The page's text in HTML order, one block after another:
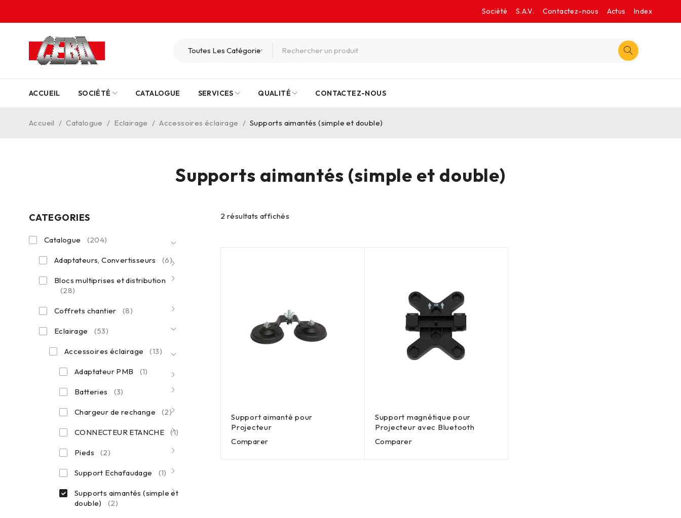
Société S.A.V. Contactez-nous Actus Index
ACCUEIL SOCIÉTÉ CATALOGUE SERVICES QUALITÉ CONTACTEZ-NOUS
Supports aimantés (simple et double)
Accueil / Catalogue / Eclairage / Accessoires éclairage / Supports aimantés (simple et double)
CATEGORIES
Catalogue (204)
Adaptateurs, Convertisseurs (6)
Blocs multiprises et distribution
(28)
Coffrets chantier (8)
Eclairage (53)
Accessoires éclairage (13)
Adaptateur PMB (1)
Batteries (3)
Chargeur de rechange (2)
CONNECTEUR ETANCHE (1)
Pieds (2)
Support Echafaudage (1)
Supports aimantés (simple et
double)
(2)
2 résultats affichés
Support aimanté pour
Projecteur
Comparer
Support magnétique pour
Projecteur avec Bluetooth
Comparer